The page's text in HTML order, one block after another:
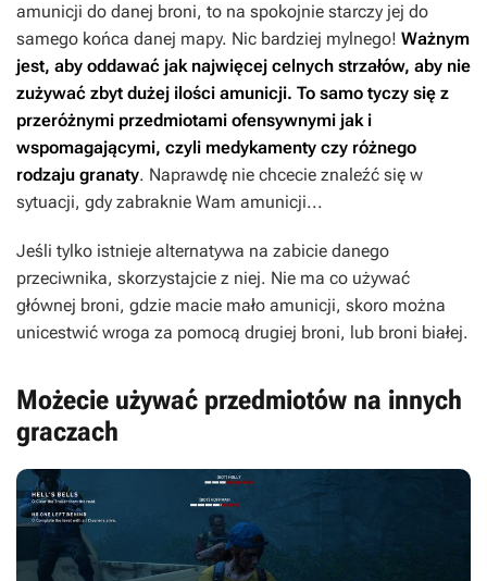
amunicji do danej broni, to na spokojnie starczy jej do
samego końca danej mapy. Nic bardziej mylnego! Ważnym
jest, aby oddawać jak najwięcej celnych strzałów, aby nie
zużywać zbyt dużej ilości amunicji. To samo tyczy się z
przeróżnymi przedmiotami ofensywnymi jak i
wspomagającymi, czyli medykamenty czy różnego
rodzaju granaty. Naprawdę nie chcecie znaleźć się w
sytuacji, gdy zabraknie Wam amunicji...
Jeśli tylko istnieje alternatywa na zabicie danego
przeciwnika, skorzystajcie z niej. Nie ma co używać
głównej broni, gdzie macie mało amunicji, skoro można
unicestwić wroga za pomocą drugiej broni, lub broni białej.
Możecie używać przedmiotów na innych
graczach